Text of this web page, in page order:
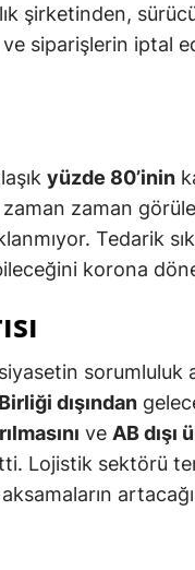
şirketinden,
siparişlerin iptal
yüzde 80’inin
zaman
Tedarik
korona
siyasetin
dışından
ve AB dışı
Lojistik sektörü